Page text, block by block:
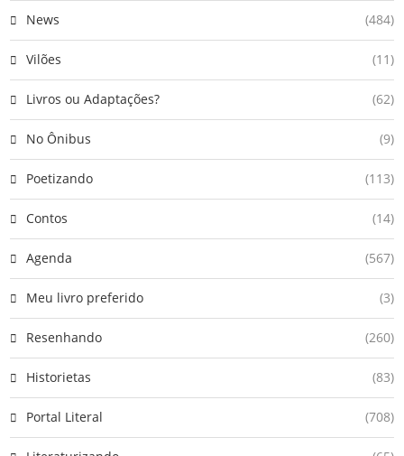
News (484)
Vilões (11)
Livros ou Adaptações? (62)
No Ônibus (9)
Poetizando (113)
Contos (14)
Agenda (567)
Meu livro preferido (3)
Resenhando (260)
Historietas (83)
Portal Literal (708)